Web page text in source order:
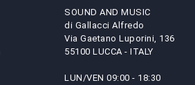
SOUND AND MUSIC
di Gallacci Alfredo
Via Gaetano Luporini, 136
55100 LUCCA - ITALY
LUN/VEN 09:00 - 18:30